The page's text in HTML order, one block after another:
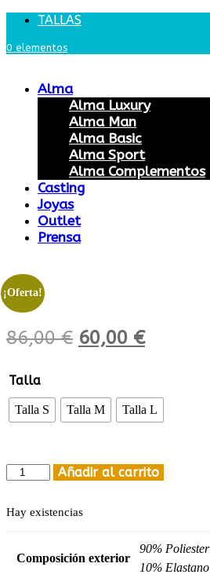
TALLAS
0 elementos
Alma
Alma Luxury
Alma Man
Alma Basic
Alma Sport
Alma Complementos
Casting
Joyas
Outlet
Prensa
¡Oferta!
86,00€ El
era:
86,00 €.
60,00 €El
es:
60,00 €.
Talla
Talla S Talla M Talla L
Bikini
Palmeras
cantidad
Añadir al carrito
Hay existencias
Composición exterior
90% Poliester
10% Elastano